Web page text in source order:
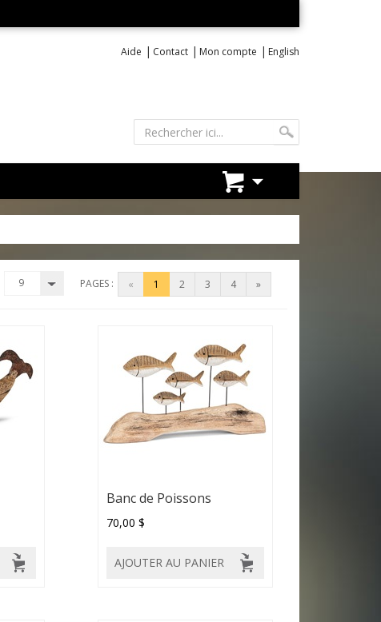
Aide | Contact | Mon compte | English
9 PAGES : « 1 2 3 4 »
Banc de Poissons
70,00 $
AJOUTER AU PANIER